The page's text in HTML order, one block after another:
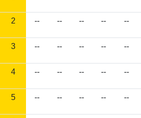
2 -- -- -- -- --
3 -- -- -- -- --
4 -- -- -- -- --
5 -- -- -- -- --